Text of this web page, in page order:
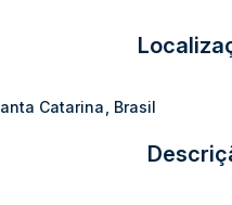
Catarina Brasil